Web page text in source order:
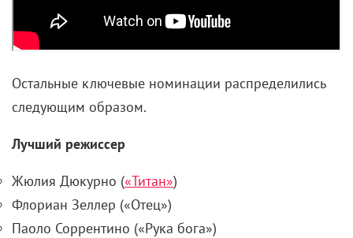
Остальные ключевые номинации распределились
следующим образом.
Лучший режиссер
Жюлия Дюкурно («Титан»)
Флориан Зеллер («Отец»)
Паоло Соррентино («Рука бога»)